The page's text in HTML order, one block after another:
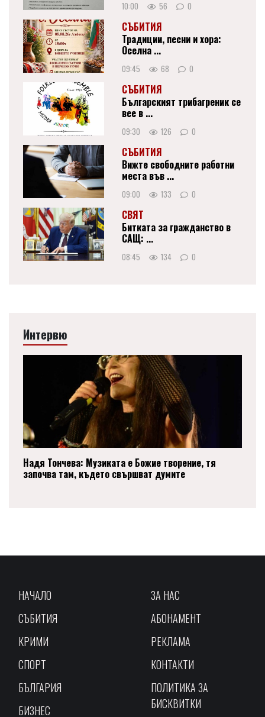
10:00 56 0
СЪБИТИЯ
Традиции, песни и хора:
Оселна ...
09:45 68 0
СЪБИТИЯ
Българският трибагреник се
вее в ...
09:30 126 0
СЪБИТИЯ
Вижте свободните работни
места във ...
09:00 133 0
СВЯТ
Битката за гражданство в
САЩ: ...
08:45 134 0
Интервю
Надя Тончева: Музиката е Божие творение, тя
започва там, където свършват думите
НАЧАЛО
СЪБИТИЯ
КРИМИ
СПОРТ
БЪЛГАРИЯ
БИЗНЕС
ЗА НАС
АБОНАМЕНТ
РЕКЛАМА
КОНТАКТИ
ПОЛИТИКА ЗА
БИСКВИТКИ